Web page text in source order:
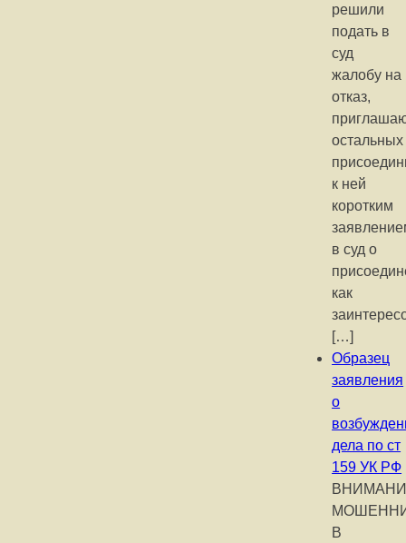
решили
подать в
суд
жалобу на
отказ,
остальных
к ней
коротким
в суд о
как
[…]
Образец
заявления
о
дела по ст
159 УК РФ
В